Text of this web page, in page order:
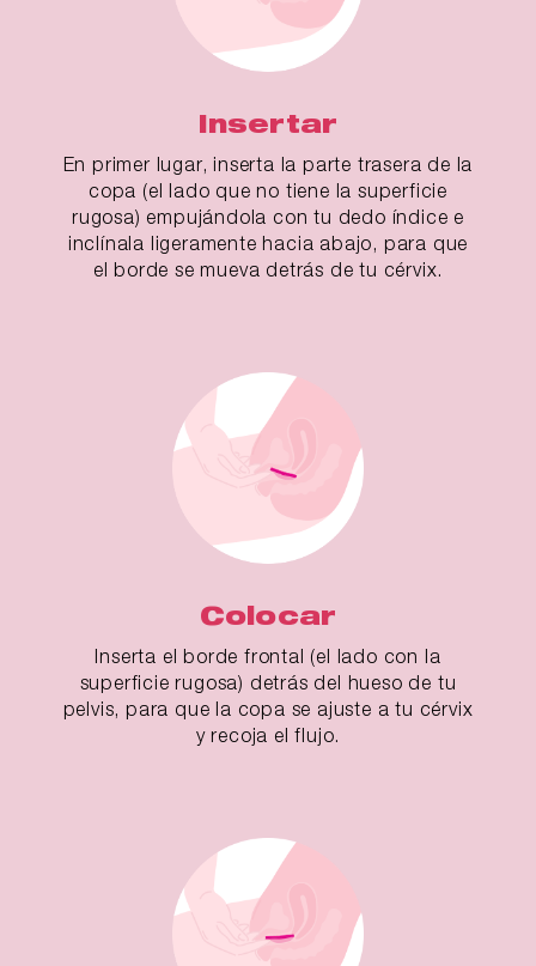
Insertar
En primer lugar, inserta la parte trasera de la
copa (el lado que no tiene la superficie
rugosa) empujándola con tu dedo índice e
inclínala ligeramente hacia abajo, para que
el borde se mueva detrás de tu cérvix.
Colocar
Inserta el borde frontal (el lado con la
superficie rugosa) detrás del hueso de tu
pelvis, para que la copa se ajuste a tu cérvix
y recoja el flujo.